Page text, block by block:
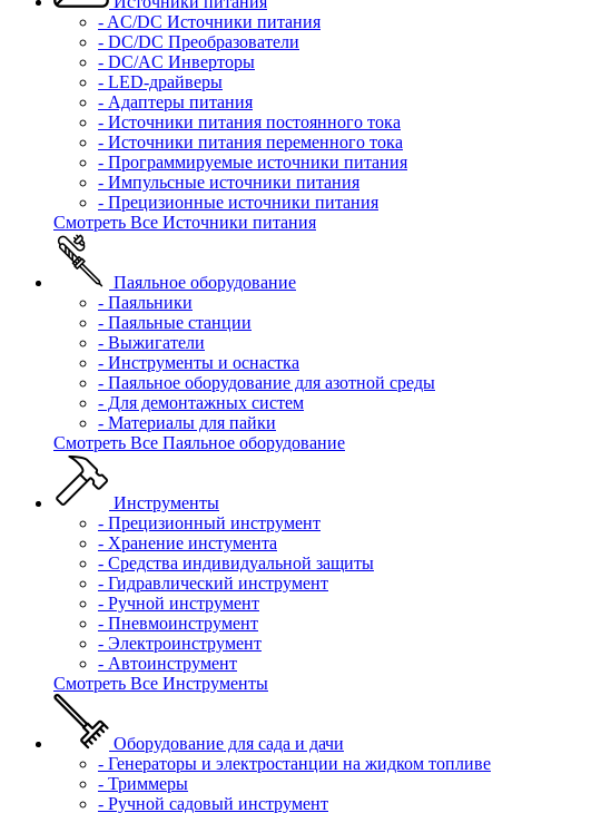
- AC/DC Источники питания
- DC/DC Преобразователи
- DC/AC Инверторы
- LED-драйверы
- Адаптеры питания
- Источники питания постоянного тока
- Источники питания переменного тока
- Программируемые источники питания
- Импульсные источники питания
- Прецизионные источники питания
Смотреть Все Источники питания
Паяльное оборудование
- Паяльники
- Паяльные станции
- Выжигатели
- Инструменты и оснастка
- Паяльное оборудование для азотной среды
- Для демонтажных систем
- Материалы для пайки
Смотреть Все Паяльное оборудование
Инструменты
- Прецизионный инструмент
- Хранение инстумента
- Средства индивидуальной защиты
- Гидравлический инструмент
- Ручной инструмент
- Пневмоинструмент
- Электроинструмент
- Автоинструмент
Смотреть Все Инструменты
Оборудование для сада и дачи
- Генераторы и электростанции на жидком топливе
- Триммеры
- Ручной садовый инструмент